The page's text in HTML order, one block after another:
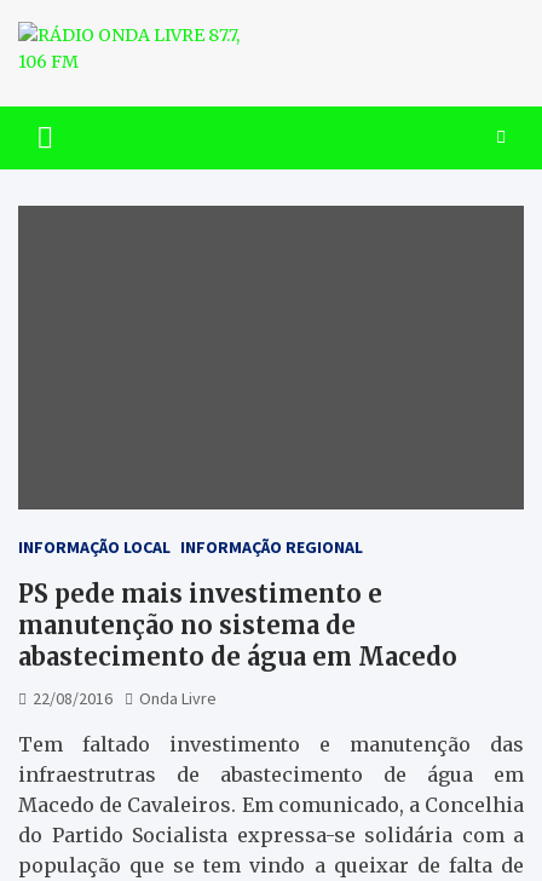
content
RÁDIO ONDA LIVRE 87.7, 106
FM
INFORMAÇÃO LOCAL INFORMAÇÃO REGIONAL
PS pede mais investimento e
manutenção no sistema de
abastecimento de água em Macedo
22/08/2016 Onda Livre
Tem faltado investimento e manutenção das
infraestrutras de abastecimento de água em
Macedo de Cavaleiros. Em comunicado, a Concelhia
do Partido Socialista expressa-se solidária com a
população que se tem vindo a queixar de falta de